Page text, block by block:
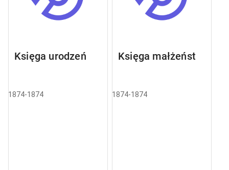
Księga urodzeń
1874-1874
Księga małżeństw
1874-1874